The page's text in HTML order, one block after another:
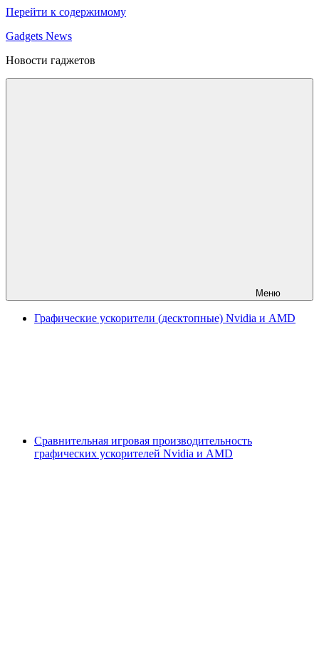
Перейти к содержимому
Gadgets News
Новости гаджетов
Меню
Графические ускорители (десктопные) Nvidia и AMD
Сравнительная игровая производительность
графических ускорителей Nvidia и AMD